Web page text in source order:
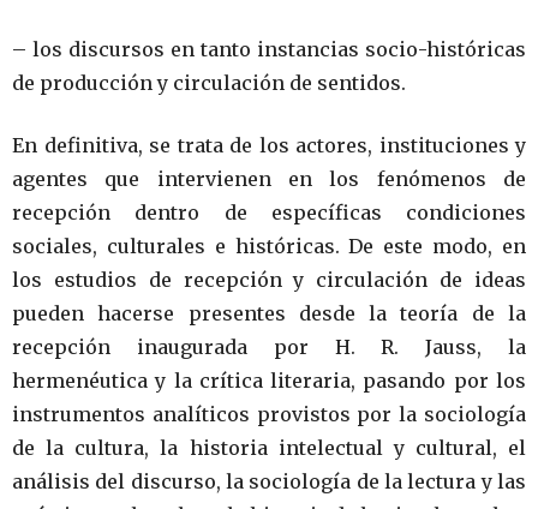
– los discursos en tanto instancias socio-históricas
de producción y circulación de sentidos.
En definitiva, se trata de los actores, instituciones y
agentes que intervienen en los fenómenos de
recepción dentro de específicas condiciones
sociales, culturales e históricas. De este modo, en
los estudios de recepción y circulación de ideas
pueden hacerse presentes desde la teoría de la
recepción inaugurada por H. R. Jauss, la
hermenéutica y la crítica literaria, pasando por los
instrumentos analíticos provistos por la sociología
de la cultura, la historia intelectual y cultural, el
análisis del discurso, la sociología de la lectura y las